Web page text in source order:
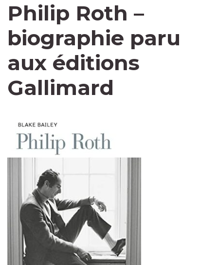
Philip Roth –
biographie paru
aux éditions
Gallimard